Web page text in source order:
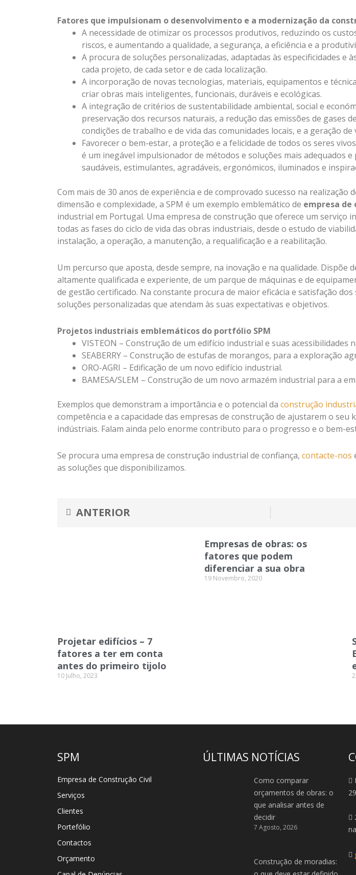
Fatores que impulsionam o desenvolvimento e a modernização da
A necessidade de otimizar os processos produtivos, reduzindo os
riscos, e aumentando a qualidade, a segurança, a eficiência e a
A procura de soluções personalizadas, adaptadas às especificidades e
cada projeto, de cada setor e de cada localização.
A incorporação de novas tecnologias, materiais, equipamentos e
criar obras mais inteligentes, funcionais, duráveis e ecológicas.
A integração de critérios de sustentabilidade ambiental, social e
preservação dos recursos naturais, a redução das emissões de gases
condições de trabalho e de vida das comunidades locais, e a geração
Favorecer o bem-estar, a proteção e a felicidade de todos os seres
é um inegável impulsionador de métodos e soluções mais adequados
saudáveis, estimulantes, agradáveis, ergonómicos, iluminados e
Com mais de 30 anos de experiência e de comprovado sucesso na realização
dimensão e complexidade, a SPM é um exemplo emblemático de empresa de
industrial em Portugal. Uma empresa de construção que oferece um serviço
todas as fases do ciclo de vida das obras industriais, desde o estudo de
instalação, a operação, a manutenção, a requalificação e a reabilitação.
Um percurso que aposta, desde sempre, na inovação e na qualidade. Dispõe
altamente qualificada e experiente, de um parque de máquinas e de
de gestão certificado. Na constante procura de maior eficácia e satisfação
soluções personalizadas que atendam às suas expectativas e objetivos.
Projetos industriais emblemáticos do portfólio SPM
VISTEON – Construção de um edifício industrial e suas acessibilidades
SEABERRY – Construção de estufas de morangos, para a exploração
ORO-AGRI – Edificação de um novo edifício industrial.
BAMESA/SLEM – Construção de um novo armazém industrial para a
Exemplos que demonstram a importância e o potencial da construção
competência e a capacidade das empresas de construção de ajustarem o
indústriais. Falam ainda pelo enorme contributo para o progresso e o bem-
Se procura uma empresa de construção industrial de confiança, contacte-nos
as soluções que disponibilizamos.
ANTERIOR
Projetar edifícios – 7
fatores a ter em conta
antes do primeiro tijolo
10 Julho, 2023
Empresas de obras: os
fatores que podem
diferenciar a sua obra
19 Novembro, 2020
SPM
Empresa de Construção Civil
Serviços
Clientes
Portefólio
Contactos
Orçamento
ÚLTIMAS NOTÍCIAS
Como comparar
orçamentos de obras: o
que analisar antes de
decidir
7 Agosto, 2026
Construção de moradias: